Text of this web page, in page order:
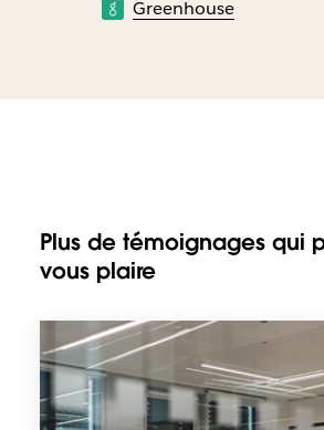
Greenhouse
Plus de témoignages qui
vous plaire